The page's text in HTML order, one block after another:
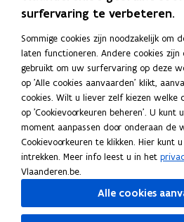
Schrijf je in
Thema's
Taaladviezen
Spellingregels
Tips voor duidelijke taal
Bekijk ook
Spellingtests
Boek- en webwijzer
surfervaring te verbeteren.
Sommige cookies zijn noodzakelijk om
laten functioneren. Andere cookies zijn
gebruikt om uw surfervaring op deze
op 'Alle cookies aanvaarden' klikt,
cookies. Wilt u liever zelf kiezen welke
op 'Cookievoorkeuren beheren'. U kunt
moment aanpassen door onderaan de
Cookievoorkeuren te klikken. Hier kunt
intrekken. Meer info leest u in het
Vlaanderen.be.
Alle cookies